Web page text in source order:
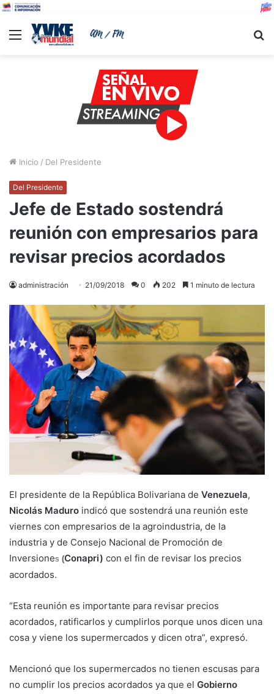
Menu
Inicio / Del Presidente
Del Presidente
Jefe de Estado sostendrá
reunión con empresarios para
revisar precios acordados
administración 21/09/2018 0 202 1 minuto de lectura
El presidente de la República Bolivariana de Venezuela,
Nicolás Maduro indicó que sostendrá una reunión este
viernes con empresarios de la agroindustria, de la
industria y de Consejo Nacional de Promoción de
Inversiones (Conapri) con el fin de revisar los precios
acordados.
“Esta reunión es importante para revisar precios
acordados, ratificarlos y cumplirlos porque unos dicen una
cosa y viene los supermercados y dicen otra”, expresó.
Mencionó que los supermercados no tienen escusas para
no cumplir los precios acordados ya que el Gobierno